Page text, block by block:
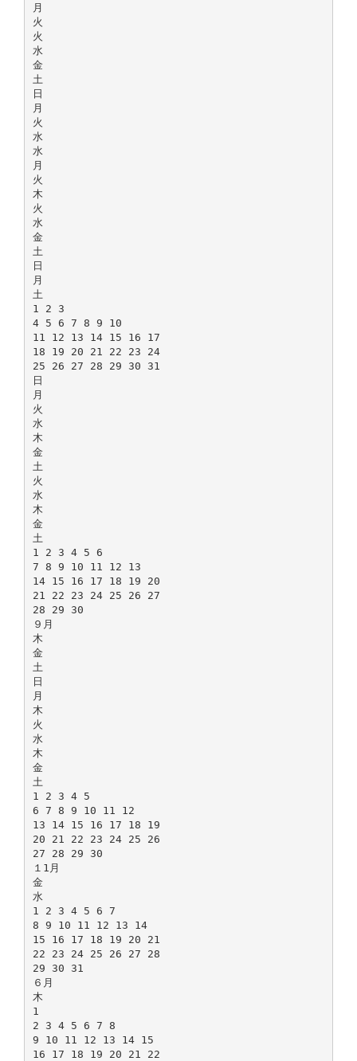
月
火
火
水
金
土
日
月
火
水
水
月
火
木
火
水
金
土
日
月
土
1 2 3
4 5 6 7 8 9 10
11 12 13 14 15 16 17
18 19 20 21 22 23 24
25 26 27 28 29 30 31
日
月
火
水
木
金
土
火
水
木
金
土
1 2 3 4 5 6
7 8 9 10 11 12 13
14 15 16 17 18 19 20
21 22 23 24 25 26 27
28 29 30
９月
木
金
土
日
月
木
火
水
木
金
土
1 2 3 4 5
6 7 8 9 10 11 12
13 14 15 16 17 18 19
20 21 22 23 24 25 26
27 28 29 30
１1月
金
水
1 2 3 4 5 6 7
8 9 10 11 12 13 14
15 16 17 18 19 20 21
22 23 24 25 26 27 28
29 30 31
６月
木
1
2 3 4 5 6 7 8
9 10 11 12 13 14 15
16 17 18 19 20 21 22